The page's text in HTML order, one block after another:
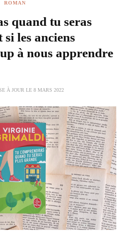
ROMAN
quand tu seras
les anciens
à nous apprendre
À JOUR LE 8 MARS 2022